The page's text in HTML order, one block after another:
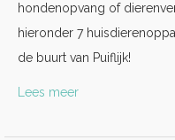
hondenopvang of
hieronder 7
de buurt van Puiflijk!
Lees meer